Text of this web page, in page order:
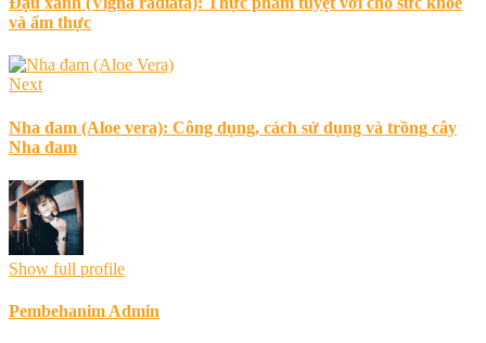
và ẩm thực
Next
Nha đam (Aloe vera): Công dụng, cách sử dụng và trồng cây
Nha đam
Show full profile
Pembehanim Admin